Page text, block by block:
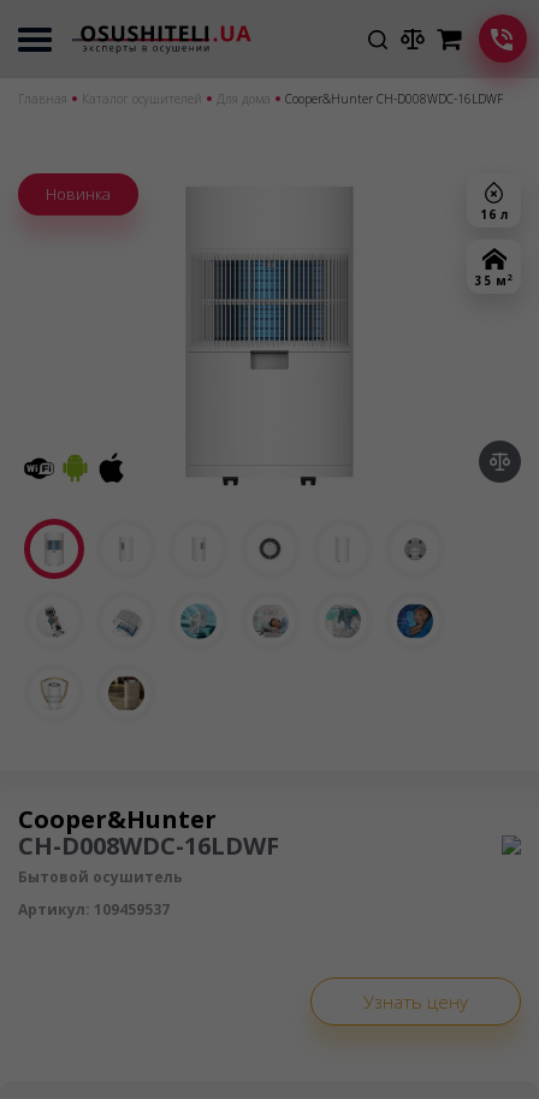
Главная Каталог осушителей Для дома Cooper&Hunter CH-D008WDC-16LDWF
16 л
35 м 2
Новинка
Осушитель воздуха
Cooper&Hunter
CH-D008WDC-16LDWF
Бытовой осушитель
Артикул: 109459537
Узнать цену